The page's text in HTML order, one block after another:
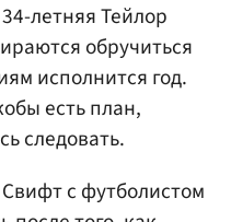
летняя Тейлор
обручиться
исполнится год.
есть план,
следовать.
с футболистом